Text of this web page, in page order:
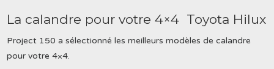
La calandre pour votre 4×4 Toyota Hilux
Project 150 a sélectionné les meilleurs modèles de calandre
pour votre 4×4.